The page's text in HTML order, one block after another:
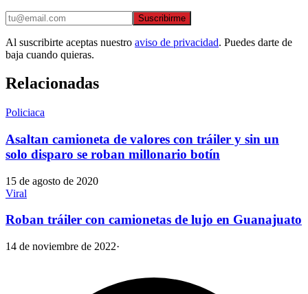
Suscribirme
Al suscribirte aceptas nuestro aviso de privacidad. Puedes darte de
baja cuando quieras.
Relacionadas
Policiaca
Asaltan camioneta de valores con tráiler y sin un
solo disparo se roban millonario botín
15 de agosto de 2020
Viral
Roban tráiler con camionetas de lujo en Guanajuato
14 de noviembre de 2022·